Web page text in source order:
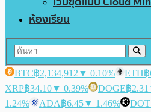
ห้องเรียน
BTC฿2,134,912 ▼ 0.10% ETH฿
XRP฿34.10▼ 0.39% DOGE฿2.31
1.24%
ADA฿6.45▼ 1.46% DOT